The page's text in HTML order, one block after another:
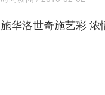
施华洛世奇施艺彩 浓